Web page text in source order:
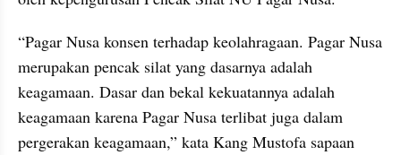
“Pagar Nusa konsen terhadap keolahragaan. Pagar Nusa
merupakan pencak silat yang dasarnya adalah
keagamaan. Dasar dan bekal kekuatannya adalah
keagamaan karena Pagar Nusa terlibat juga dalam
pergerakan keagamaan,” kata Kang Mustofa sapaan